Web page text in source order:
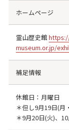
ホームページ
霊山歴史館
museum.or.jp/
補足情報
休館日：月曜日
＊但し9月19日(月
＊9月20日(火)、